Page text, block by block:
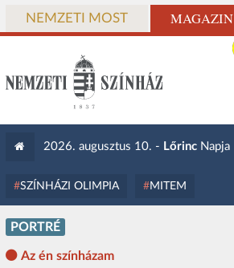
NEMZETI MOST MAGAZIN
2026. augusztus 10. - LőrincNapja
SZÍNHÁZI OLIMPIA MITEM
PORTRÉ
Az én színházam